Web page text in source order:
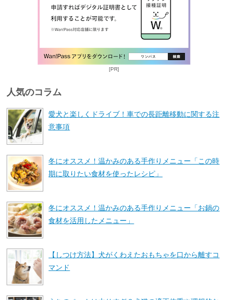
[PR]
人気のコラム
愛犬と楽しくドライブ！車での長距離移動に関する注
意事項
冬にオススメ！温かみのある手作りメニュー「この時
期に取りたい食材を使ったレシピ」
冬にオススメ！温かみのある手作りメニュー「お鍋の
食材を活用したメニュー」
【しつけ方法】犬がくわえたおもちゃを口から離すコ
マンド